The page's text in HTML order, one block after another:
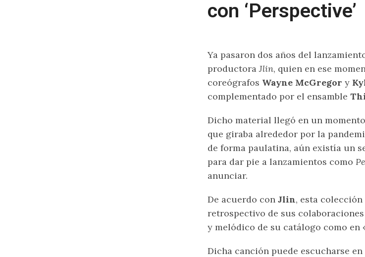
con ‘Perspective’
Ya pasaron dos años del
productoraJlin, quien en ese
coreógrafos Wayne McGregor y
complementado por el ensamble
Dicho material llegó en un
que giraba alrededor por la
de forma paulatina, aún existía un
para dar pie a lanzamientos como
anunciar.
De acuerdo con Jlin, esta
retrospectivo de sus
y melódico de su catálogo como en
Dicha canción puede escucharse